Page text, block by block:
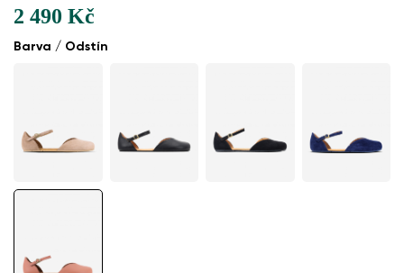
Barva / Odstín
2 490 Kč